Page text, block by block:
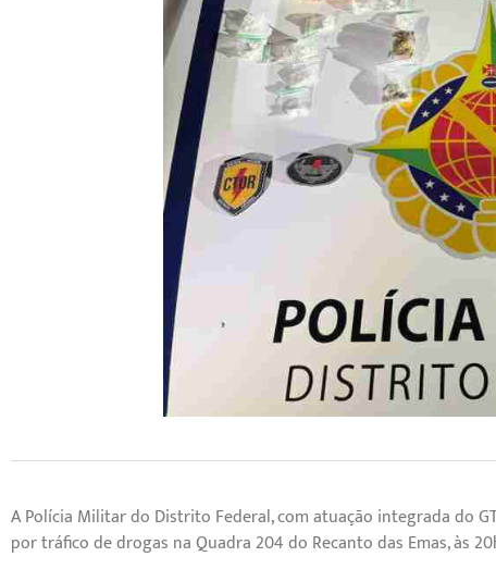
A Polícia Militar do Distrito Federal, com atuação integrada do
por tráfico de drogas na Quadra 204 do Recanto das Emas, às